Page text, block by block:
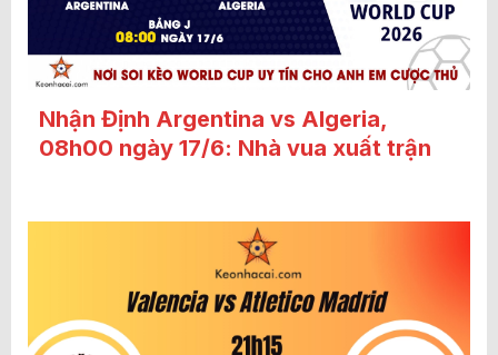
Nhận Định Argentina vs Algeria,
08h00 ngày 17/6: Nhà vua xuất trận